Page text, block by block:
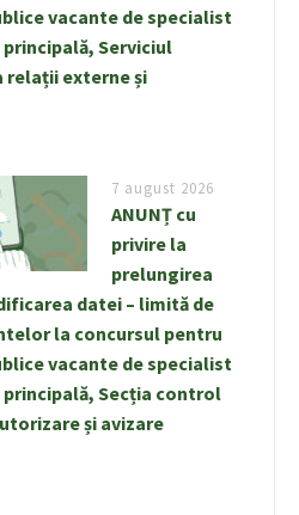
vacante de specialist
Serviciul
relații externe și
7 august 2026
ANUNȚ cu
privire la
prelungirea
datei – limită de
la concursul pentru
vacante de specialist
Secția control
și avizare